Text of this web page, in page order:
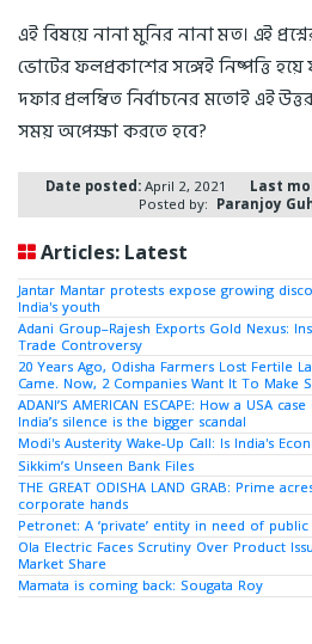
এই বিষয়ে নানা মুনির নানা মত। এই
ভোটের ফলপ্রকাশের সঙ্গেই নিষ্পত্তি
দফার প্রলম্বিত নির্বাচনের মতোই এই
সময় অপেক্ষা করতে হবে?
Date posted:April 2, 2021 Last
Posted by: Paranjoy
Articles: Latest
Jantar Mantar protests expose growing
India's youth
Adani Group–Rajesh Exports Gold Nexus:
Trade Controversy
20 Years Ago, Odisha Farmers Lost Fertile
Came. Now, 2 Companies Want It To Make
ADANI’S AMERICAN ESCAPE: How a USA
India’s silence is the bigger scandal
Modi's Austerity Wake-Up Call: Is India's
Sikkim’s Unseen Bank Files
THE GREAT ODISHA LAND GRAB: Prime
corporate hands
Petronet: A ‘private’ entity in need of
Ola Electric Faces Scrutiny Over Product
Market Share
Mamata is coming back: Sougata Roy